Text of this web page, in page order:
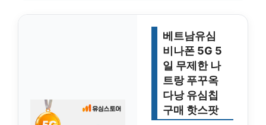
베트남유심
비나폰 5G 5
일 무제한 나
트랑 푸꾸옥
다낭 유심칩
구매 핫스팟